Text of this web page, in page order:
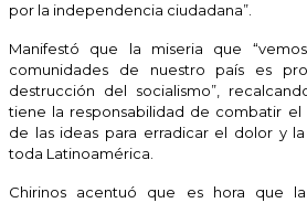
por la independencia ciudadana”.
Manifestó que la miseria que
comunidades de nuestro país es
destrucción del socialismo”,
tiene la responsabilidad de combatir el
de las ideas para erradicar el dolor y
toda Latinoamérica.
Chirinos acentuó que es hora que